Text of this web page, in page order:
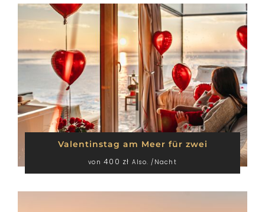
Valentinstag am Meer für zwei
von 400 zł Also. /Nacht